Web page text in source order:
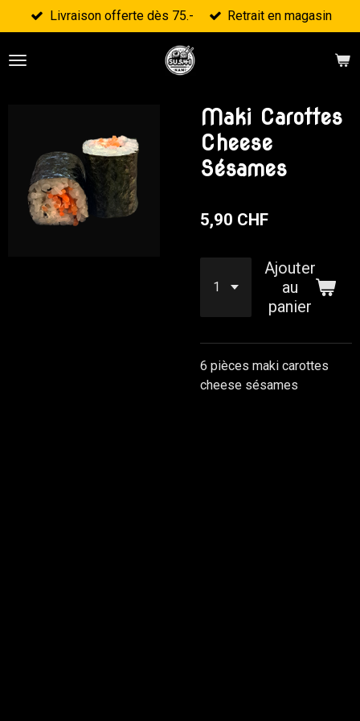
Passer
au
contenu
Livraison offerte dès 75.- Retrait en magasin
Maki Carottes
Cheese
Sésames
5,90 CHF
Ajouter
au
panier
6 pièces maki carottes
cheese sésames